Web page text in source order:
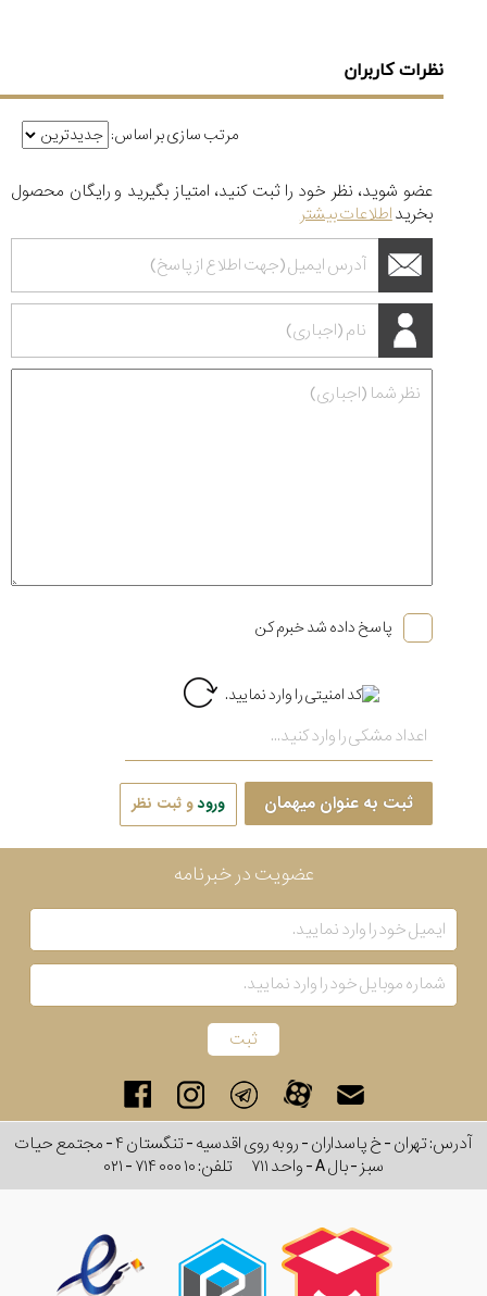
نظرات کاربران
مرتب سازی بر اساس:
عضو شوید، نظر خود را ثبت کنید، امتیاز بگیرید و رایگان محصول
بخریداطلاعات بیشتر
پاسخ داده شد خبرم کن
ثبت به عنوان میهمان ورودو ثبت نظر
عضویت در خبرنامه
آدرس: تهران - خ پاسداران - رو به روی اقدسیه - تنگستان ۴ - مجتمع حیات
سبز - بال A - واحد ۷۱۱
تلفن:۰۲۱ - ۷۱۴ ۰۰۰ ۱۰